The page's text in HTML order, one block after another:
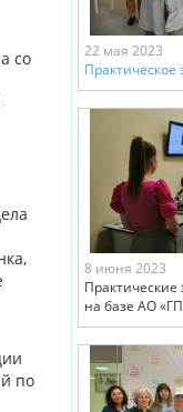
со
по
22 мая 2023
Практическое
8 июня 2023
Практические
на базе АО